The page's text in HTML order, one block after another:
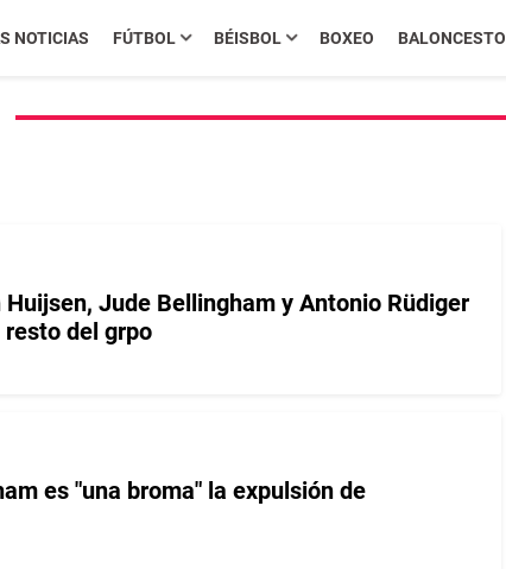
NOTICIAS FÚTBOL BÉISBOL BOXEO BALONCESTO
Jude Bellingham y Antonio Rüdiger
del grpo
es "una broma" la expulsión de